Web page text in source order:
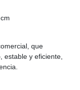
que
estable y eficiente,